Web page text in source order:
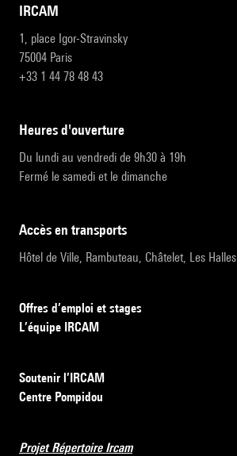
IRCAM
1, place Igor-Stravinsky
75004 Paris
+33 1 44 78 48 43
heures d'ouverture
Du lundi au vendredi de 9h30 à 19h
Fermé le samedi et le dimanche
accès en transports
Hôtel de Ville, Rambuteau, Châtelet, Les Halles
Offres d’emploi et stages
L’équipe IRCAM
Soutenir l’IRCAM
Centre Pompidou
Projet Répertoire Ircam